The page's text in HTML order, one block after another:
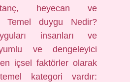
heyecan ve
Temel duygu Nedir?
insanları ve
ve dengeleyici
içsel faktörler olarak
kategori vardır: